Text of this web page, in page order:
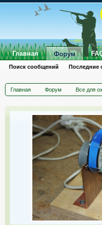
Главная Форум Все для
Главная Форум
Поиск сообщений Последние